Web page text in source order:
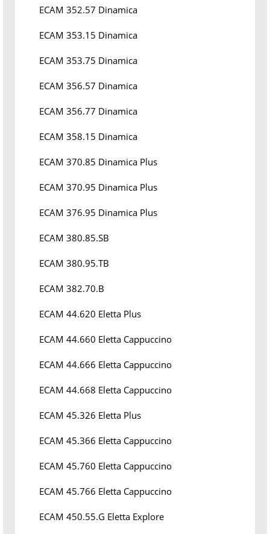
ECAM 352.57 Dinamica
ECAM 353.15 Dinamica
ECAM 353.75 Dinamica
ECAM 356.57 Dinamica
ECAM 356.77 Dinamica
ECAM 358.15 Dinamica
ECAM 370.85 Dinamica Plus
ECAM 370.95 Dinamica Plus
ECAM 376.95 Dinamica Plus
ECAM 380.85.SB
ECAM 380.95.TB
ECAM 382.70.B
ECAM 44.620 Eletta Plus
ECAM 44.660 Eletta Cappuccino
ECAM 44.666 Eletta Cappuccino
ECAM 44.668 Eletta Cappuccino
ECAM 45.326 Eletta Plus
ECAM 45.366 Eletta Cappuccino
ECAM 45.760 Eletta Cappuccino
ECAM 45.766 Eletta Cappuccino
ECAM 450.55.G Eletta Explore